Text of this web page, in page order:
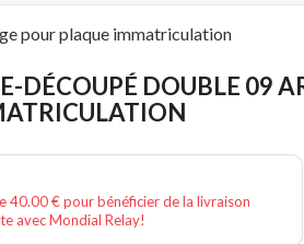
pour plaque immatriculation
DÉCOUPÉ DOUBLE 09
40.00 € pour bénéficier de la livraison
avec Mondial Relay!